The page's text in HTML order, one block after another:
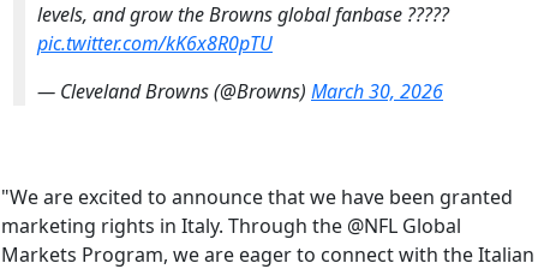
levels, and grow the Browns global fanbase ?????
pic.twitter.com/kK6x8R0pTU
— Cleveland Browns (@Browns) March 30, 2026
"We are excited to announce that we have been granted
marketing rights in Italy. Through the @NFL Global
Markets Program, we are eager to connect with the Italian